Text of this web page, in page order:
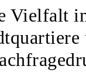
Vielfalt